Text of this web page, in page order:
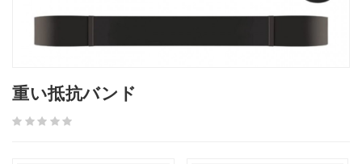
重い抵抗バンド